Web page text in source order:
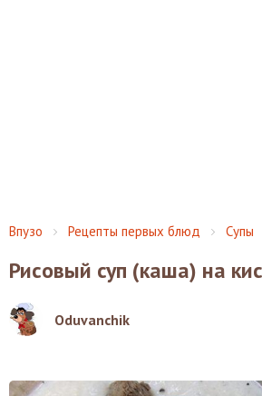
Впузо Рецепты первых блюд Супы
Рисовый суп (каша) на
Oduvanchik